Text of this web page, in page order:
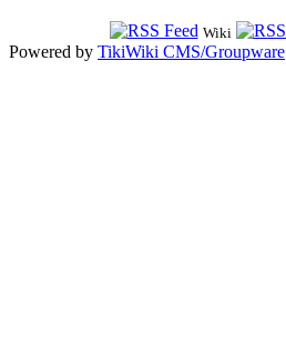
Wiki
Powered by TikiWiki CMS/Groupware